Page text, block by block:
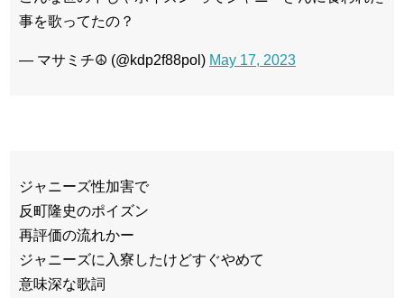
事を歌ってたの？
— マサミチ☮️ (@kdp2f88pol) May 17, 2023
ジャニーズ性加害で
反町隆史のポイズン
再評価の流れかー
ジャニーズに入寮したけどすぐやめて
意味深な歌詞